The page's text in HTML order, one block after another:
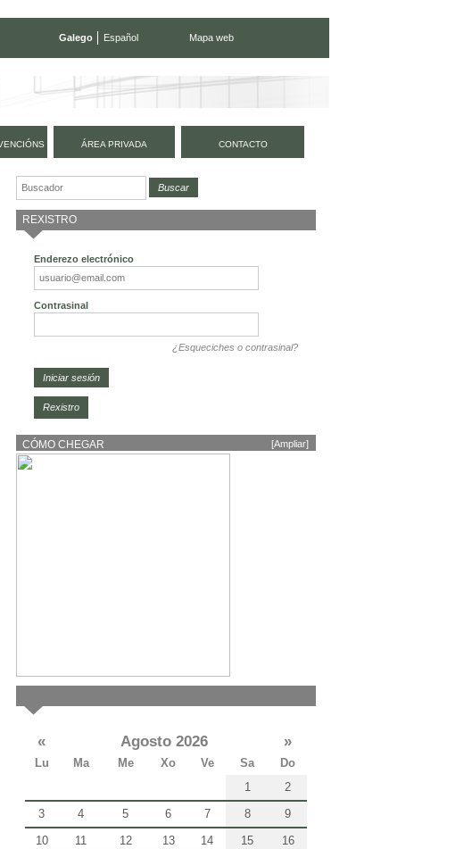
Galego Español Mapa web
ÁREA PRIVADA CONTACTO
REXISTRO
Enderezo electrónico
Contrasinal
¿Esqueciches o contrasinal?
Rexistro
[Ampliar]
CÓMO CHEGAR
« Agosto 2026 »
Lu Ma Me Xo Ve Sa
Do
1
2
3
4 5 6 7 8
9
10
11 12 13 14 15
16